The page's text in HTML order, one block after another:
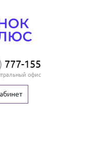
777-155
офис